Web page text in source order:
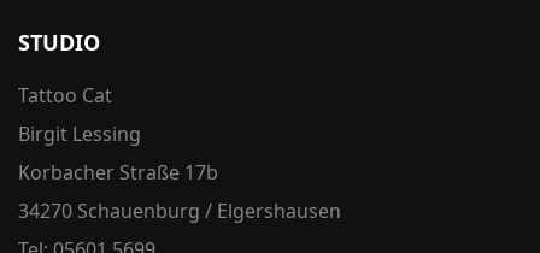
STUDIO
Tattoo Cat
Birgit Lessing
Korbacher Straße 17b
34270 Schauenburg / Elgershausen